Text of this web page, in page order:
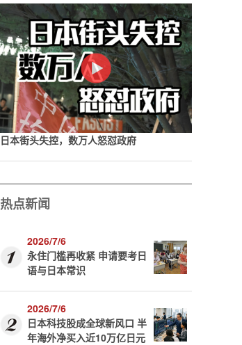
日本街头失控，数万人怒怼政府
热点新闻
2026/7/6
永住门槛再收紧 申请要考日
语与日本常识
2026/7/6
日本科技股成全球新风口 半
年海外净买入近10万亿日元